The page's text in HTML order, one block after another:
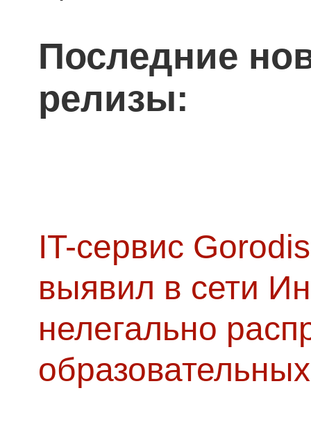
Последние
релизы:
IT-сервис
выявил в сети
нелегально